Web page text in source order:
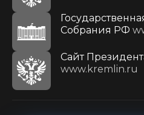
Собрания РФ
Cайт
www.kremlin.ru